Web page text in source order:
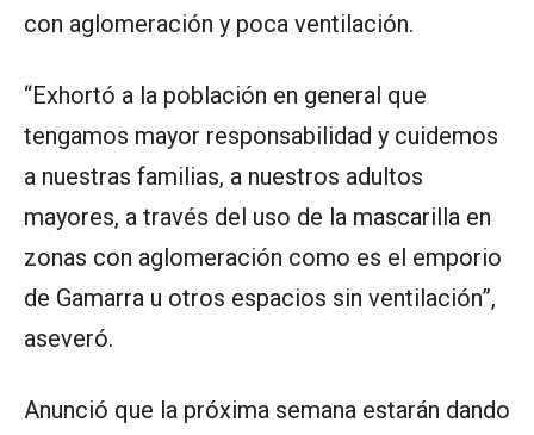
con aglomeración y poca ventilación.
“Exhortó a la población en general que
tengamos mayor responsabilidad y cuidemos
a nuestras familias, a nuestros adultos
mayores, a través del uso de la mascarilla en
zonas con aglomeración como es el emporio
de Gamarra u otros espacios sin ventilación”,
aseveró.
Anunció que la próxima semana estarán dando